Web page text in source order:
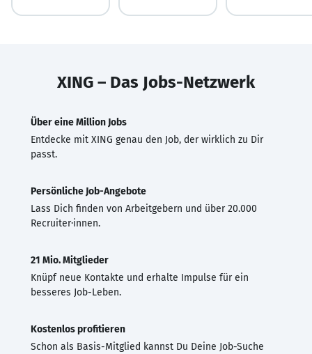
XING – Das Jobs-Netzwerk
Über eine Million Jobs
Entdecke mit XING genau den Job, der wirklich zu Dir
passt.
Persönliche Job-Angebote
Lass Dich finden von Arbeitgebern und über 20.000
Recruiter·innen.
21 Mio. Mitglieder
Knüpf neue Kontakte und erhalte Impulse für ein
besseres Job-Leben.
Kostenlos profitieren
Schon als Basis-Mitglied kannst Du Deine Job-Suche